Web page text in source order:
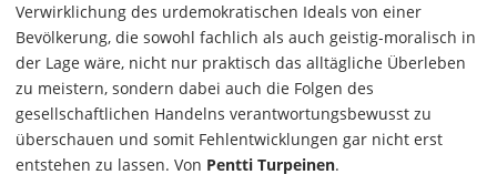
Verwirklichung des urdemokratischen Ideals von einer
Bevölkerung, die sowohl fachlich als auch geistig-moralisch in
der Lage wäre, nicht nur praktisch das alltägliche Überleben
zu meistern, sondern dabei auch die Folgen des
gesellschaftlichen Handelns verantwortungsbewusst zu
überschauen und somit Fehlentwicklungen gar nicht erst
entstehen zu lassen. Von Pentti Turpeinen.